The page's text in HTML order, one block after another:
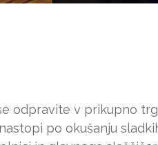
odpravite v prikupno
po okušanju